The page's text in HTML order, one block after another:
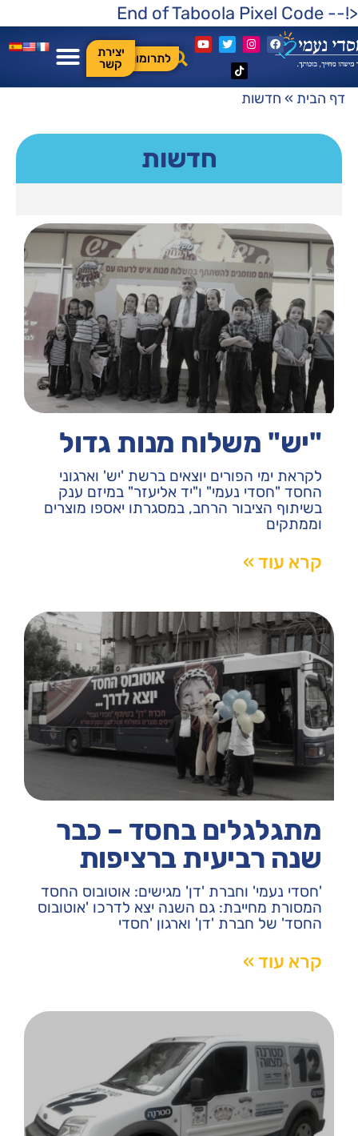
<!-- End of Taboola Pixel Code
לתרומות
יצירת
קשר
דף הבית » חדשות
חדשות
"יש" משלוח מנות גדול
לקראת ימי הפורים יוצאים ברשת 'יש' וארגוני
החסד "חסדי נעמי" ו"יד אליעזר" במיזם ענק
בשיתוף הציבור הרחב, במסגרתו יאספו מוצרים
וממתקים
קרא עוד »
מתגלגלים בחסד – כבר
שנה רביעית ברציפות
'חסדי נעמי' וחברת 'דן' מגישים: אוטובוס החסד
המסורת מחייבת: גם השנה יצא לדרכו 'אוטובוס
החסד' של חברת 'דן' וארגון 'חסדי
קרא עוד »